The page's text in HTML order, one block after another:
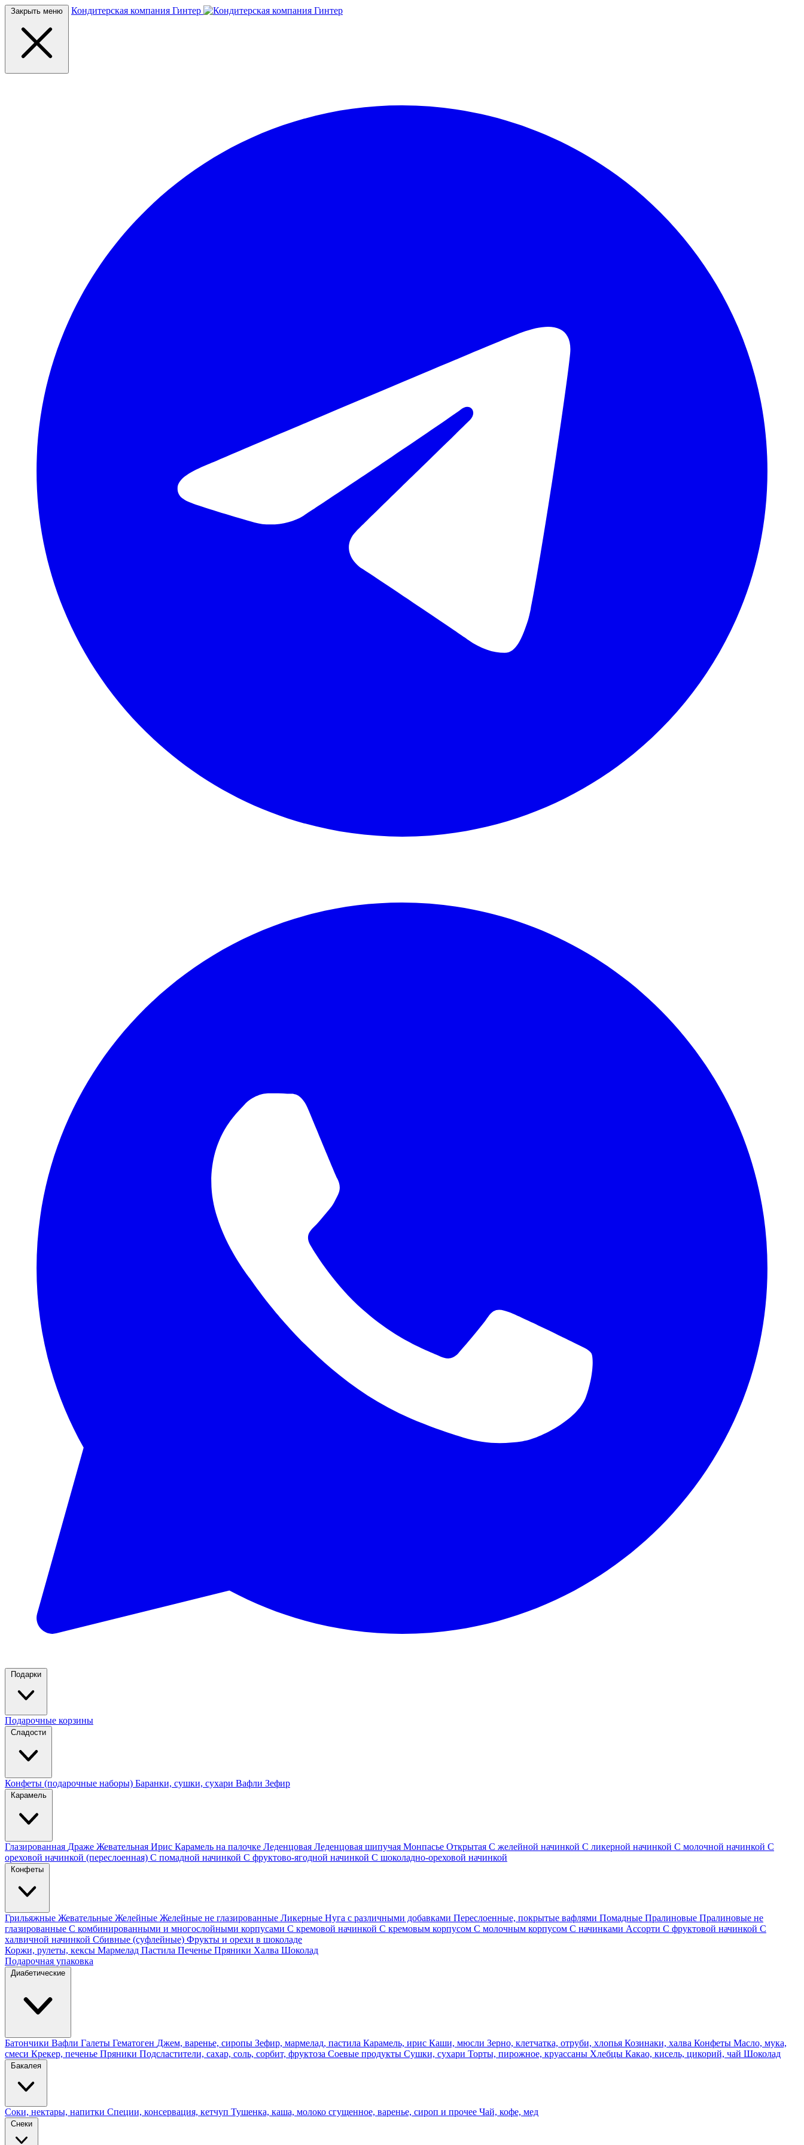
Закрыть меню Кондитерская компания Гинтер
Подарки
Подарочные корзины
Сладости
Конфеты (подарочные наборы) Баранки, сушки, сухари Вафли Зефир
Карамель
Глазированная Драже Жевательная Ирис Карамель на палочке Леденцовая Леденцовая шипучая Монпасье Открытая С желейной начинкой С ликерной начинкой С молочной начинкой С
ореховой начинкой (переслоенная) С помадной начинкой С фруктово-ягодной начинкой С шоколадно-ореховой начинкой
Конфеты
Грильяжные Жевательные Желейные Желейные не глазированные Ликерные Нуга с различными добавками Переслоенные, покрытые вафлями Помадные Пралиновые Пралиновые не
глазированные С комбинированными и многослойными корпусами С кремовой начинкой С кремовым корпусом С молочным корпусом С начинками Ассорти С фруктовой начинкой С
халвичной начинкой Сбивные (суфлейные) Фрукты и орехи в шоколаде
Коржи, рулеты, кексы Мармелад Пастила Печенье Пряники Халва Шоколад
Подарочная упаковка
Диабетические
Батончики Вафли Галеты Гематоген Джем, варенье, сиропы Зефир, мармелад, пастила Карамель, ирис Каши, мюсли Зерно, клетчатка, отруби, хлопья Козинаки, халва Конфеты Масло, мука,
смеси Крекер, печенье Пряники Подсластители, сахар, соль, сорбит, фруктоза Соевые продукты Сушки, сухари Торты, пирожное, круассаны Хлебцы Какао, кисель, цикорий, чай Шоколад
Бакалея
Соки, нектары, напитки Специи, консервация, кетчуп Тушенка, каша, молоко сгущенное, варенье, сироп и прочее Чай, кофе, мед
Снеки